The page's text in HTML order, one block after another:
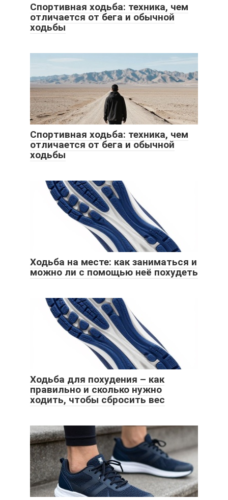
Спортивная ходьба: техника, чем
отличается от бега и обычной
ходьбы
Спортивная ходьба: техника, чем
отличается от бега и обычной
ходьбы
Ходьба на месте: как заниматься и
можно ли с помощью неё похудеть
Ходьба для похудения – как
правильно и сколько нужно
ходить, чтобы сбросить вес